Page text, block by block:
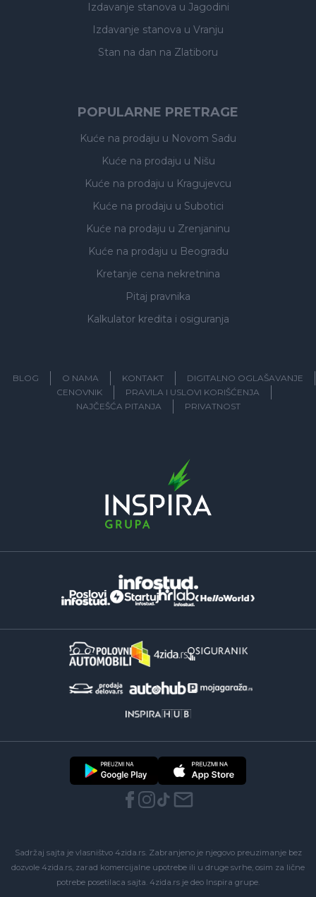
Izdavanje stanova u Jagodini
Izdavanje stanova u Vranju
Stan na dan na Zlatiboru
POPULARNE PRETRAGE
Kuće na prodaju u Novom Sadu
Kuće na prodaju u Nišu
Kuće na prodaju u Kragujevcu
Kuće na prodaju u Subotici
Kuće na prodaju u Zrenjaninu
Kuće na prodaju u Beogradu
Kretanje cena nekretnina
Pitaj pravnika
Kalkulator kredita i osiguranja
BLOG O NAMA KONTAKT
DIGITALNO OGLAŠAVANJE
CENOVNIK
PRAVILA I USLOVI KORIŠĆENJA
NAJČEŠĆA PITANJA
PRIVATNOST
Sadržaj sajta je vlasništvo 4zida.rs. Zabranjeno je njegovo preuzimanje bez
dozvole 4zida.rs, zarad komercijalne upotrebe ili u druge svrhe, osim za lične
potrebe posetilaca sajta. 4zida.rs je deo Inspira grupe.